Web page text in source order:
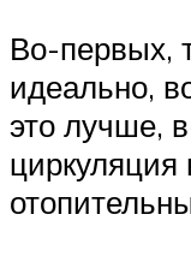
Во-первых,
идеально,
это лучше,
циркуляция